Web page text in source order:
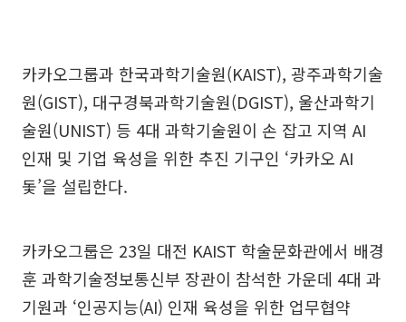
카카오그룹과 한국과학기술원(KAIST), 광주과학기술
원(GIST), 대구경북과학기술원(DGIST), 울산과학기
술원(UNIST) 등 4대 과학기술원이 손 잡고 지역 AI
인재 및 기업 육성을 위한 추진 기구인 ‘카카오 AI
돛’을 설립한다.
카카오그룹은 23일 대전 KAIST 학술문화관에서 배경
훈 과학기술정보통신부 장관이 참석한 가운데 4대 과
기원과 ‘인공지능(AI) 인재 육성을 위한 업무협약